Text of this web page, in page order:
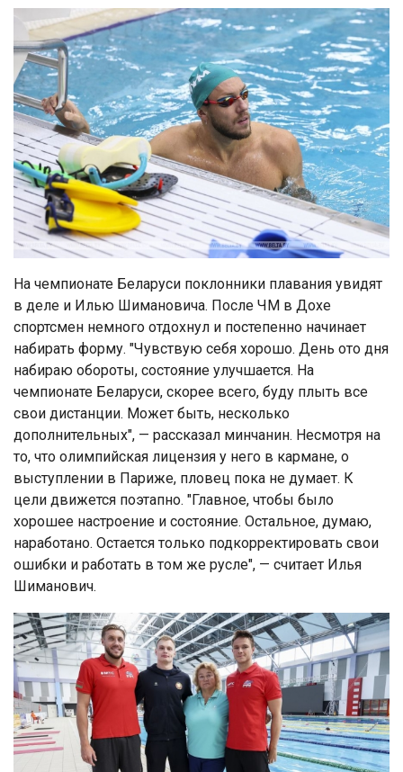
На чемпионате Беларуси поклонники плавания увидят
в деле и Илью Шимановича. После ЧМ в Дохе
спортсмен немного отдохнул и постепенно начинает
набирать форму. "Чувствую себя хорошо. День ото дня
набираю обороты, состояние улучшается. На
чемпионате Беларуси, скорее всего, буду плыть все
свои дистанции. Может быть, несколько
дополнительных", — рассказал минчанин. Несмотря на
то, что олимпийская лицензия у него в кармане, о
выступлении в Париже, пловец пока не думает. К
цели движется поэтапно. "Главное, чтобы было
хорошее настроение и состояние. Остальное, думаю,
наработано. Остается только подкорректировать свои
ошибки и работать в том же русле", — считает Илья
Шиманович.